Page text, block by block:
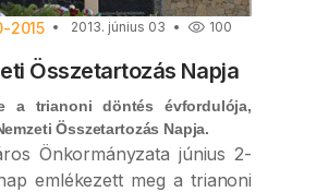
2015 2013. június 03 100
Összetartozás Napja
a trianoni döntés évfordulója,
Összetartozás Napja.
Önkormányzata június 2-
emlékezett meg a trianoni